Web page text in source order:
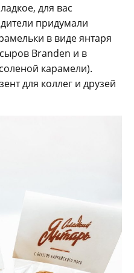
для вас
придумали
в виде янтаря
Branden и в
карамели).
для коллег и друзей